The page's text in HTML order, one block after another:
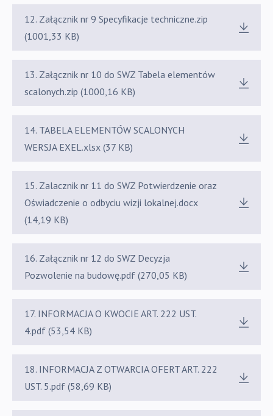
12. Załącznik nr 9 Specyfikacje techniczne.zip
(1001,33 KB)
13. Załącznik nr 10 do SWZ Tabela elementów
scalonych.zip (1000,16 KB)
14. TABELA ELEMENTÓW SCALONYCH
WERSJA EXEL.xlsx (37 KB)
15. Zalacznik nr 11 do SWZ Potwierdzenie oraz
Oświadczenie o odbyciu wizji lokalnej.docx
(14,19 KB)
16. Załącznik nr 12 do SWZ Decyzja
Pozwolenie na budowę.pdf (270,05 KB)
17. INFORMACJA O KWOCIE ART. 222 UST.
4.pdf (53,54 KB)
18. INFORMACJA Z OTWARCIA OFERT ART. 222
UST. 5.pdf (58,69 KB)